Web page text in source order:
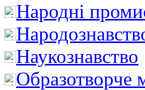
Народні
Наукознавство
Образотворче